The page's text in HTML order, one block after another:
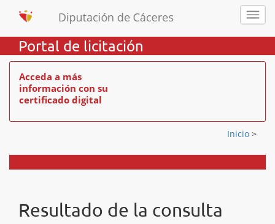
Portal de licitación
Acceda a más
información con su
certificado digital
Inicio >
Resultado de la consulta